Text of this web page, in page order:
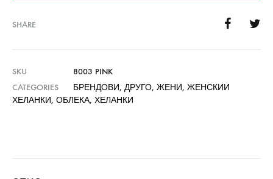
SHARE
SKU
8003 PINK
CATEGORIES
БРЕНДОВИ, ДРУГО, ЖЕНИ, ЖЕНСКИИ
ХЕЛАНКИ, ОБЛЕКА, ХЕЛАНКИ